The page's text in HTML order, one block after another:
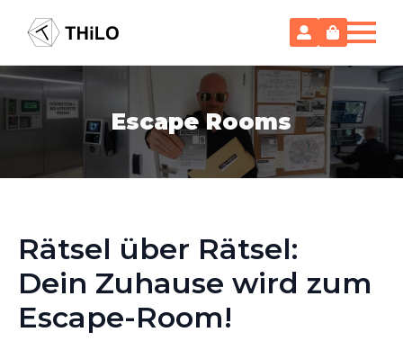
Escape Rooms
Rätsel über Rätsel:
Dein Zuhause wird zum
Escape-Room!